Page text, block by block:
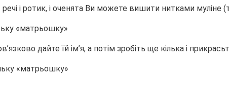
і ротик, і оченята Ви можете вишити нитками муліне
дайте їй ім’я, а потім зробіть ще кілька і